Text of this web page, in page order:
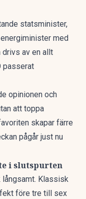
statsminister,
med
drivs av en allt
passerat
opinionen och
att toppa
skapar färre
pågår just nu
i slutspurten
Klassisk
före tre till sex